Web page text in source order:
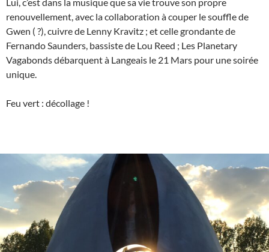
renouvellement, avec la collaboration à couper le souffle de
Gwen ( ?), cuivre de Lenny Kravitz ; et celle grondante de
Fernando Saunders, bassiste de Lou Reed ; Les Planetary
Vagabonds débarquent à Langeais le 21 Mars pour une soirée
unique.
Feu vert : décollage !